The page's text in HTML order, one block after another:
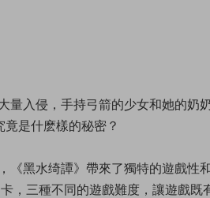
量入侵，手持弓箭的少女和她的奶
是什麽樣的秘密？
《黑水绮譚》帶來了獨特的遊戲性
，三種不同的遊戲難度，讓遊戲既